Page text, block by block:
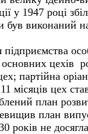
у 1947 році
був виконаний
підприємства
цехів
пар­тійна
місяців цех
план
план
років не